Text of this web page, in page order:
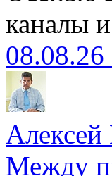
каналы
08.08.26
Между